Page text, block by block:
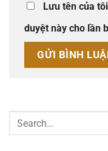
Lưu tên của
duyệt này cho lần